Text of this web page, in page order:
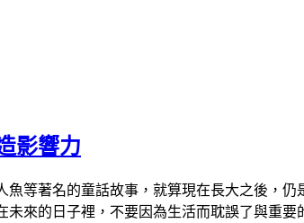
影響力
等著名的童話故事，就算現在長大之後，
來的日子裡，不要因為生活而耽誤了與重